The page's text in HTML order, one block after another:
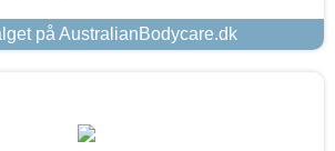
på AustralianBodycare.dk